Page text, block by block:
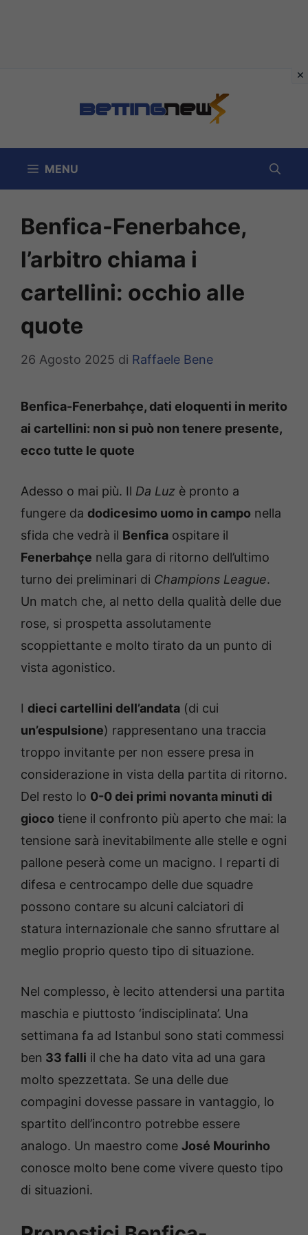
MENU
Benfica-Fenerbahce,
l’arbitro chiama i
cartellini: occhio alle
quote
26 Agosto 2025 di Raffaele Bene
Benfica-Fenerbahçe, dati eloquenti in merito
ai cartellini: non si può non tenere presente,
ecco tutte le quote
Adesso o mai più. Il Da Luz è pronto a
fungere da dodicesimo uomo in campo nella
sfida che vedrà il Benfica ospitare il
Fenerbahçe nella gara di ritorno dell’ultimo
turno dei preliminari di Champions League.
Un match che, al netto della qualità delle due
rose, si prospetta assolutamente
scoppiettante e molto tirato da un punto di
vista agonistico.
I dieci cartellini dell’andata (di cui
un’espulsione) rappresentano una traccia
troppo invitante per non essere presa in
considerazione in vista della partita di ritorno.
Del resto lo 0-0 dei primi novanta minuti di
gioco tiene il confronto più aperto che mai: la
tensione sarà inevitabilmente alle stelle e ogni
pallone peserà come un macigno. I reparti di
difesa e centrocampo delle due squadre
possono contare su alcuni calciatori di
statura internazionale che sanno sfruttare al
meglio proprio questo tipo di situazione.
Nel complesso, è lecito attendersi una partita
maschia e piuttosto ‘indisciplinata’. Una
settimana fa ad Istanbul sono stati commessi
ben 33 falli il che ha dato vita ad una gara
molto spezzettata. Se una delle due
compagini dovesse passare in vantaggio, lo
spartito dell’incontro potrebbe essere
analogo. Un maestro come José Mourinho
conosce molto bene come vivere questo tipo
di situazioni.